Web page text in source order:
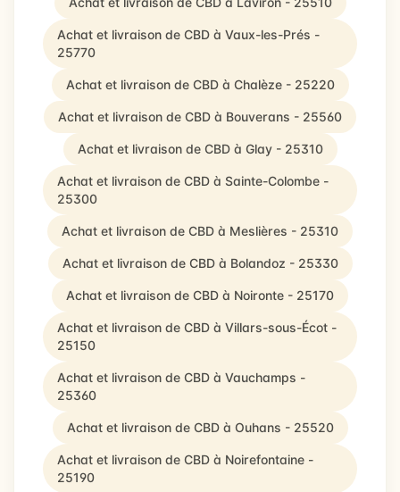
Achat et livraison de CBD à Vaux-les-Prés -
25770
Achat et livraison de CBD à Chalèze - 25220
Achat et livraison de CBD à Bouverans - 25560
Achat et livraison de CBD à Glay - 25310
Achat et livraison de CBD à Sainte-Colombe -
25300
Achat et livraison de CBD à Meslières - 25310
Achat et livraison de CBD à Bolandoz - 25330
Achat et livraison de CBD à Noironte - 25170
Achat et livraison de CBD à Villars-sous-Écot -
25150
Achat et livraison de CBD à Vauchamps -
25360
Achat et livraison de CBD à Ouhans - 25520
Achat et livraison de CBD à Noirefontaine -
25190